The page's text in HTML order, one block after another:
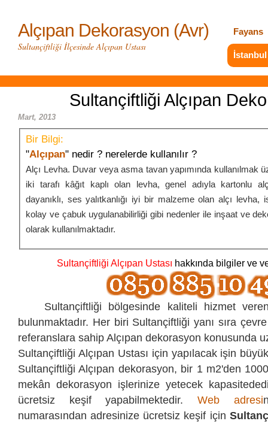
Alçıpan Dekorasyon (Avr)
Sultançiftliği İlçesinde Alçıpan Ustası
Fayans
Sultançiftliği Alçıpan
Mart, 2013
Bir Bilgi:
"Alçıpan" nedir ? nerelerde kullanılır ?
Alçı Levha. Duvar veya asma tavan yapımında kullanılmak
iki tarafı kâğıt kaplı olan levha, genel adıyla kartonlu
dayanıklı, ses yalıtkanlığı iyi bir malzeme olan alçı levha,
kolay ve çabuk uygulanabilirliği gibi nedenler ile inşaat ve
olarak kullanılmaktadır.
Sultançiftliği Alçıpan Ustası hakkında bilgiler ve
Sultançiftliği bölgesinde kaliteli hizmet veren
bulunmaktadır. Her biri Sultançiftliği yanı sıra
referanslara sahip Alçıpan dekorasyon konusunda
Sultançiftliği Alçıpan Ustası için yapılacak işin
Sultançiftliği Alçıpan dekorasyon, bir 1 m2'den
mekân dekorasyon işlerinize yetecek
ücretsiz keşif yapabilmektedir. Web adresi
numarasından adresinize ücretsiz keşif için